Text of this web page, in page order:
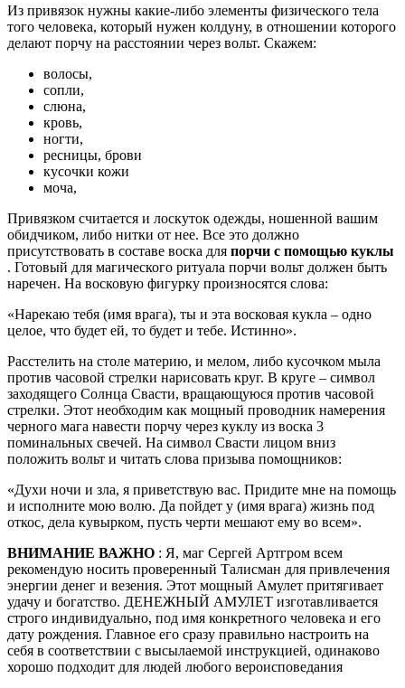
Из привязок нужны какие-либо элементы физического тела
того человека, который нужен колдуну, в отношении которого
делают порчу на расстоянии через вольт. Скажем:
волосы,
сопли,
слюна,
кровь,
ногти,
ресницы, брови
кусочки кожи
моча,
Привязком считается и лоскуток одежды, ношенной вашим
обидчиком, либо нитки от нее. Все это должно
присутствовать в составе воска для порчи с помощью куклы
. Готовый для магического ритуала порчи вольт должен быть
наречен. На восковую фигурку произносятся слова:
«Нарекаю тебя (имя врага), ты и эта восковая кукла – одно
целое, что будет ей, то будет и тебе. Истинно».
Расстелить на столе материю, и мелом, либо кусочком мыла
против часовой стрелки нарисовать круг. В круге – символ
заходящего Солнца Свасти, вращающуюся против часовой
стрелки. Этот необходим как мощный проводник намерения
черного мага навести порчу через куклу из воска 3
поминальных свечей. На символ Свасти лицом вниз
положить вольт и читать слова призыва помощников:
«Духи ночи и зла, я приветствую вас. Придите мне на помощь
и исполните мою волю. Да пойдет у (имя врага) жизнь под
откос, дела кувырком, пусть черти мешают ему во всем».
ВНИМАНИЕ ВАЖНО : Я, маг Сергей Артгром всем
рекомендую носить проверенный Талисман для привлечения
энергии денег и везения. Этот мощный Амулет притягивает
удачу и богатство. ДЕНЕЖНЫЙ АМУЛЕТ изготавливается
строго индивидуально, под имя конкретного человека и его
дату рождения. Главное его сразу правильно настроить на
себя в соответствии с высылаемой инструкцией, одинаково
хорошо подходит для людей любого вероисповедания